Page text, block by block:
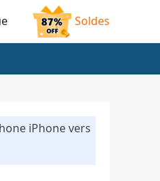
Soldes
iPhone vers